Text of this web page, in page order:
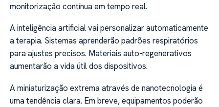
monitorização contínua em tempo real.
A inteligência artificial vai personalizar automaticamente
a terapia. Sistemas aprenderão padrões respiratórios
para ajustes precisos. Materiais auto-regenerativos
aumentarão a vida útil dos dispositivos.
A miniaturização extrema através de nanotecnologia é
uma tendência clara. Em breve, equipamentos poderão